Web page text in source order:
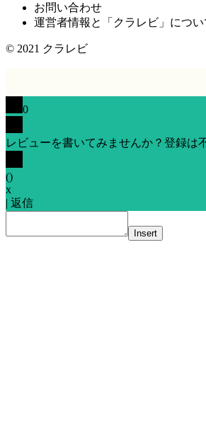
お問い合わせ
運営者情報と「クラレビ」につい
© 2021 クラレビ
0
レビューを書いてみませんか？登録は
()
x
| 返信
Insert